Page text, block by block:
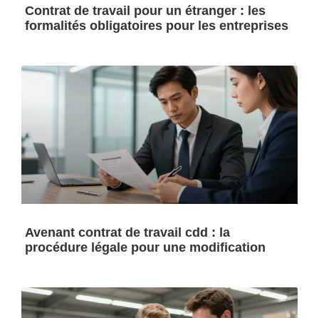
Contrat de travail pour un étranger : les
formalités obligatoires pour les entreprises
Avenant contrat de travail cdd : la
procédure légale pour une modification